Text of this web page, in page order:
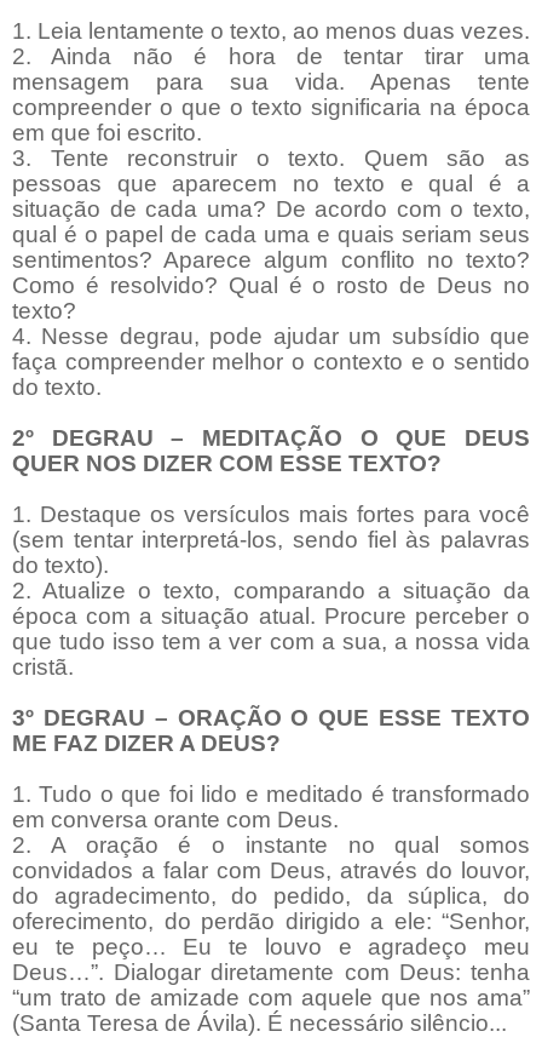
1. Leia lentamente o texto, ao menos duas vezes.
2. Ainda não é hora de tentar tirar uma
mensagem para sua vida. Apenas tente
compreender o que o texto significaria na época
em que foi escrito.
3. Tente reconstruir o texto. Quem são as
pessoas que aparecem no texto e qual é a
situação de cada uma? De acordo com o texto,
qual é o papel de cada uma e quais seriam seus
sentimentos? Aparece algum conflito no texto?
Como é resolvido? Qual é o rosto de Deus no
texto?
4. Nesse degrau, pode ajudar um subsídio que
faça compreender melhor o contexto e o sentido
do texto.
2º DEGRAU – MEDITAÇÃO O QUE DEUS
QUER NOS DIZER COM ESSE TEXTO?
1. Destaque os versículos mais fortes para você
(sem tentar interpretá-los, sendo fiel às palavras
do texto).
2. Atualize o texto, comparando a situação da
época com a situação atual. Procure perceber o
que tudo isso tem a ver com a sua, a nossa vida
cristã.
3º DEGRAU – ORAÇÃO O QUE ESSE TEXTO
ME FAZ DIZER A DEUS?
1. Tudo o que foi lido e meditado é transformado
em conversa orante com Deus.
2. A oração é o instante no qual somos
convidados a falar com Deus, através do louvor,
do agradecimento, do pedido, da súplica, do
oferecimento, do perdão dirigido a ele: “Senhor,
eu te peço… Eu te louvo e agradeço meu
Deus…”. Dialogar diretamente com Deus: tenha
“um trato de amizade com aquele que nos ama”
(Santa Teresa de Ávila). É necessário silêncio...